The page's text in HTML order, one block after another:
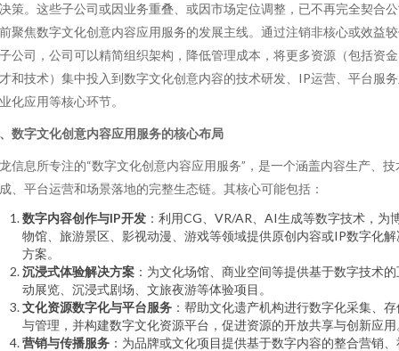
策。这些子公司或因业务重叠、或因市场定位调整，已不再完全契合
聚焦数字文化创意内容应用服务的发展主线。通过注销非核心或效益
公司，公司可以精简组织架构，降低管理成本，将更多资源（包括资
和技术）集中投入到数字文化创意内容的技术研发、IP运营、平台服
化应用等核心环节。
数字文化创意内容应用服务的核心布局
信息所专注的“数字文化创意内容应用服务”，是一个涵盖内容生产、技
、平台运营和场景落地的完整生态链。其核心可能包括：
数字内容创作与IP开发 ：利用CG、VR/AR、AI生成等数字技术，为
物馆、旅游景区、影视动漫、游戏等领域提供原创内容或IP数字化解
方案。
沉浸式体验解决方案 ：为文化场馆、商业空间等提供基于数字技术
动展览、沉浸式剧场、文旅夜游等体验项目。
文化资源数字化与平台服务 ：帮助文化遗产机构进行数字化采集、
与管理，并构建数字文化资源平台，促进资源的开放共享与创新应用
营销与传播服务 ：为品牌或文化项目提供基于数字内容的整合营销、